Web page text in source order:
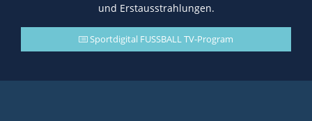
und Erstausstrahlungen.
Sportdigital FUSSBALL TV-Program